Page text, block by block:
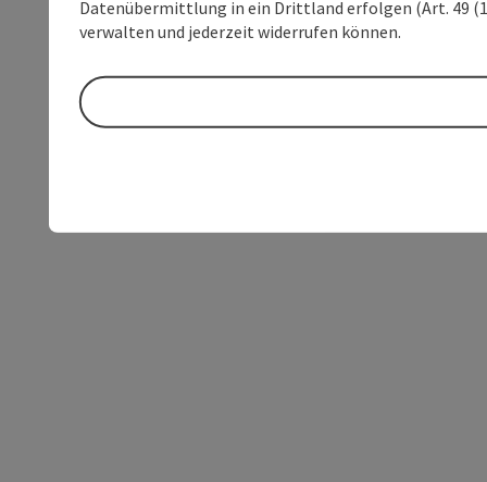
Datenübermittlung in ein Drittland erfolgen (Art. 49
verwalten und jederzeit widerrufen können.